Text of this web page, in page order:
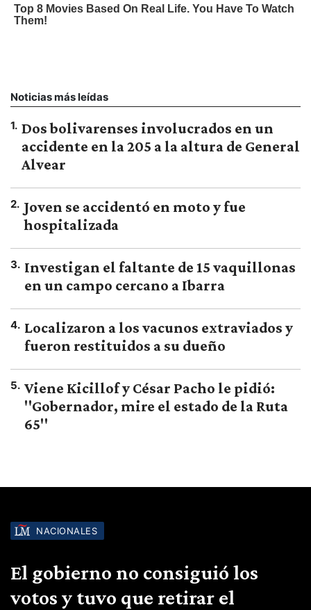
Noticias más leídas
1. Dos bolivarenses involucrados en un
accidente en la 205 a la altura de General
Alvear
2. Joven se accidentó en moto y fue
hospitalizada
3. Investigan el faltante de 15 vaquillonas
en un campo cercano a Ibarra
4. Localizaron a los vacunos extraviados y
fueron restituidos a su dueño
5. Viene Kicillof y César Pacho le pidió:
"Gobernador, mire el estado de la Ruta
65"
NACIONALES
El gobierno no consiguió los
votos y tuvo que retirar el